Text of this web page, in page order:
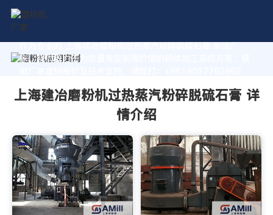
作为专业的 上海建冶磨粉机过热蒸汽粉碎脱硫石膏 制造厂
家，我们致力于为您量身定制高价值的粉体加工系统方案。获
上海建冶磨粉机过热蒸汽粉碎脱硫石膏 详
情介绍